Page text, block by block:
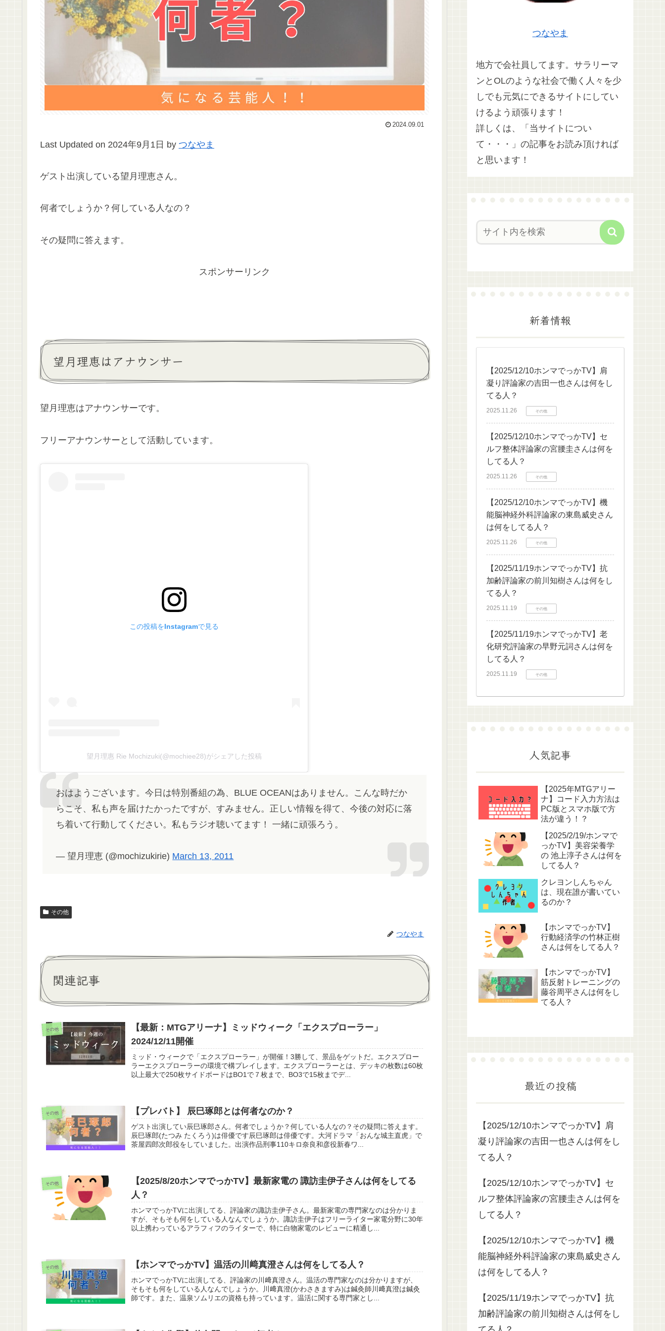
2024.09.01
Last Updated on 2024年9月1日 by つなやま
ゲスト出演している望月理恵さん。
何者でしょうか？何している人なの？
その疑問に答えます。
スポンサーリンク
望月理恵はアナウンサー
望月理恵はアナウンサーです。
フリーアナウンサーとして活動しています。
この投稿をInstagramで見る
望月理惠 Rie Mochizuki(@mochiee28)がシェアした投稿
おはようございます。今日は特別番組の為、BLUE OCEANはありません。こんな時だか
らこそ、私も声を届けたかったですが、すみません。正しい情報を得て、今後の対応に落
ち着いて行動してください。私もラジオ聴いてます！ 一緒に頑張ろう。
— 望月理恵 (@mochizukirie) March 13, 2011
その他
つなやま
関連記事
その他
【最新：MTGアリーナ】ミッドウィーク「エクスプローラー」
2024/12/11開催
ミッド・ウィークで「エクスプローラー」が開催！3勝して、景品をゲットだ。エクスプロー
ラーエクスプローラーの環境で構プレイします。エクスプローラーとは、デッキの枚数は60枚
以上最大で250枚サイドボードはBO1で７枚まで、BO3で15枚までデ...
その他 【プレバト】 辰巳琢郎とは何者なのか？
ゲスト出演してい辰巳琢郎さん。何者でしょうか？何している人なの？その疑問に答えます。
辰巳琢郎(たつみ たくろう)は俳優です辰巳琢郎は俳優です。大河ドラマ「おんな城主直虎」で
茶屋四郎次郎役をしていました。出演作品刑事110キロ奈良和彦役新春ワ...
その他
【2025/8/20ホンマでっかTV】最新家電の 諏訪圭伊子さんは何をしてる
人？
ホンマでっかTVに出演してる、評論家の諏訪圭伊子さん。最新家電の専門家なのは分かりま
すが、そもそも何をしている人なんでしょうか。諏訪圭伊子はフリーライター家電分野に30年
以上携わっているアラフィフのライターで、特に白物家電のレビューに精通し...
その他 【ホンマでっかTV】温活の川﨑真澄さんは何をしてる人？
ホンマでっかTVに出演してる、評論家の川﨑真澄さん。温活の専門家なのは分かりますが、
そもそも何をしている人なんでしょうか。川﨑真澄(かわさきますみ)は鍼灸師川﨑真澄は鍼灸
師です。また、温泉ソムリエの資格も持っています。温活に関する専門家とし...
つなやま
地方で会社員してます。サラリーマ
ンとOLのような社会で働く人々を少
しでも元気にできるサイトにしてい
けるよう頑張ります！
詳しくは、「当サイトについ
て・・・」の記事をお読み頂ければ
と思います！
新着情報
【2025/12/10ホンマでっかTV】肩
凝り評論家の吉田一也さんは何をし
てる人？
2025.11.26 その他
【2025/12/10ホンマでっかTV】セ
ルフ整体評論家の宮腰圭さんは何を
してる人？
2025.11.26 その他
【2025/12/10ホンマでっかTV】機
能脳神経外科評論家の東島威史さん
は何をしてる人？
2025.11.26 その他
【2025/11/19ホンマでっかTV】抗
加齢評論家の前川知樹さんは何をし
てる人？
2025.11.19 その他
【2025/11/19ホンマでっかTV】老
化研究評論家の早野元詞さんは何を
してる人？
2025.11.19 その他
人気記事
【2025年MTGアリー
ナ】コード入力方法は
PC版とスマホ版で方
法が違う！？
【2025/2/19/ホンマで
っかTV】美容栄養学
の 池上淳子さんは何を
してる人？
クレヨンしんちゃん
は、現在誰が書いてい
るのか？
【ホンマでっかTV】
行動経済学の竹林正樹
さんは何をしてる人？
【ホンマでっかTV】
筋反射トレーニングの
藤谷周平さんは何をし
てる人？
最近の投稿
【2025/12/10ホンマでっかTV】肩
凝り評論家の吉田一也さんは何をし
てる人？
【2025/12/10ホンマでっかTV】セ
ルフ整体評論家の宮腰圭さんは何を
してる人？
【2025/12/10ホンマでっかTV】機
能脳神経外科評論家の東島威史さん
は何をしてる人？
【2025/11/19ホンマでっかTV】抗
加齢評論家の前川知樹さんは何をし